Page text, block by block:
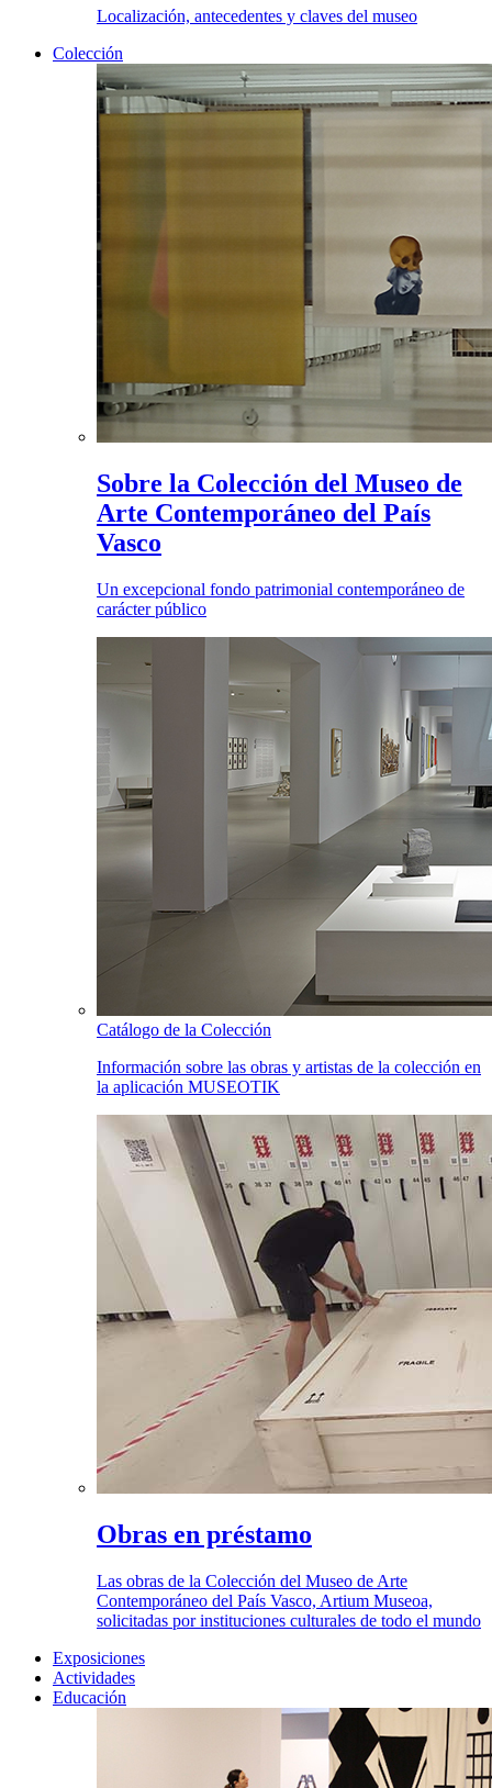
Localización, antecedentes y claves del museo
Colección
Sobre la Colección del Museo de
Arte Contemporáneo del País
Vasco
Un excepcional fondo patrimonial contemporáneo de
carácter público
Catálogo de la Colección
Información sobre las obras y artistas de la colección en
la aplicación MUSEOTIK
Obras en préstamo
Las obras de la Colección del Museo de Arte
Contemporáneo del País Vasco, Artium Museoa,
solicitadas por instituciones culturales de todo el mundo
Exposiciones
Actividades
Educación